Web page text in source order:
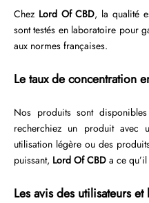
Chez Lord Of CBD, la qualité
sont testés en laboratoire pour
aux normes françaises.
Le taux de concentration
Nos produits sont
recherchiez un produit
utilisation légère ou des
puissant, Lord Of CBD a ce
Les avis des utilisateurs